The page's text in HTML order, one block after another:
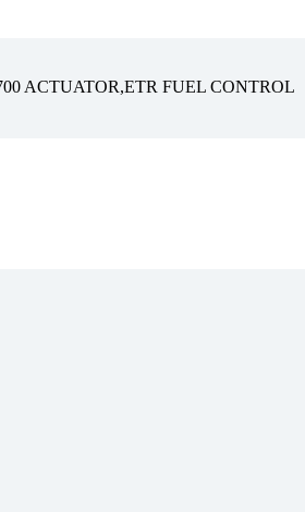
ACTUATOR,ETR FUEL CONTROL